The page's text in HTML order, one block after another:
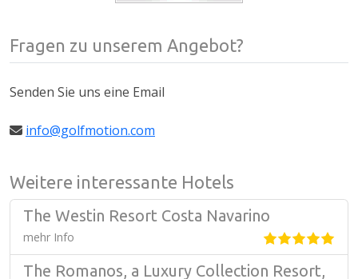
Fragen zu unserem Angebot?
Senden Sie uns eine Email
info@golfmotion.com
Weitere interessante Hotels
The Westin Resort Costa Navarino
mehr Info
The Romanos, a Luxury Collection Resort,